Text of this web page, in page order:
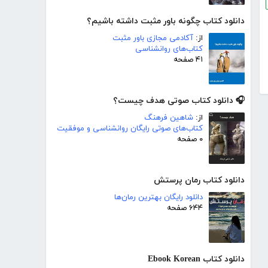
دانلود کتاب چگونه باور مثبت داشته باشیم؟
از: آکادمی مجازی باور مثبت
کتاب‌های روانشناسی
۴۱ صفحه
🎧 دانلود کتاب صوتی هدف چیست؟
از: شاهین فرهنگ
کتاب‌های صوتی رایگان روانشناسی و موفقیت
۰ صفحه
دانلود کتاب رمان پرستش
دانلود رایگان بهترین رمان‌ها
۶۴۴ صفحه
دانلود کتاب Ebook Korean